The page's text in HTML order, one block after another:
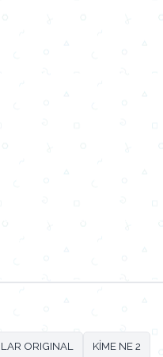
ORIGINAL KİME NE 2